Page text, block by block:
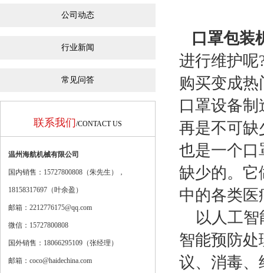
公司动态
行业新闻
常见问答
联系我们/CONTACT US
温州海航机械有限公司
国内销售：15727800808（朱先生），
18158317697（叶余盈 ）
邮箱：2212776175@qq.com
微信：15727800808
国外销售：18066295109（张经理）
邮箱：coco@haidechina.com
口罩包装
进行维护呢
购买变成
口罩设备
再是不可缺
也是一个口
缺少的。它
中的各类医
以人工智
智能预防处
议、消毒、